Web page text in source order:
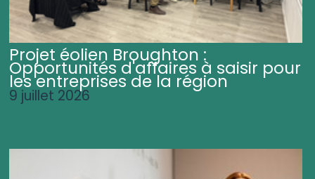
Projet éolien Broughton :
Opportunités d'affaires à saisir pour
les entreprises de la région
9 juillet 2026